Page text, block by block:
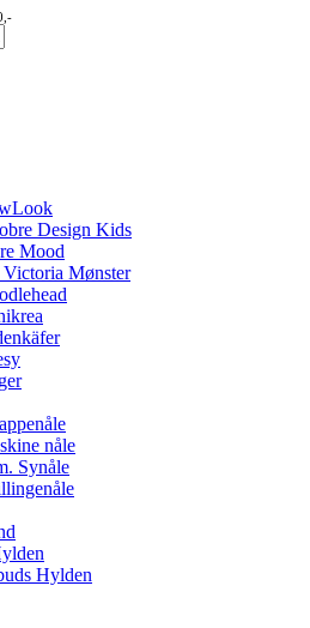
Design Kids
Mood
Victoria Mønster
nåle
Synåle
Hylden